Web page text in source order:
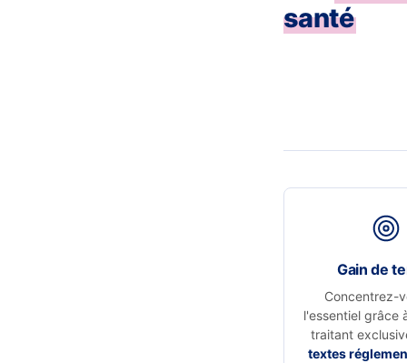
santé
Gain de
Concentrez-
l'essentiel grâce
traitant
textes